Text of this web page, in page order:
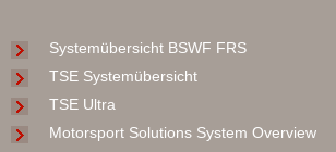
Systemübersicht BSWF FRS
TSE Systemübersicht
TSE Ultra
Motorsport Solutions System Overview